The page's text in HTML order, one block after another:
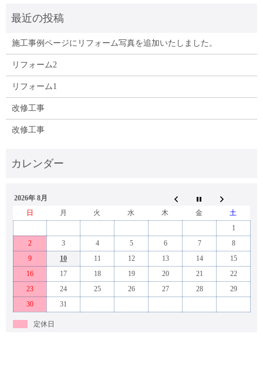
施工事例ページにリフォーム写真を追加いたしました。
リフォーム2
リフォーム1
改修工事
改修工事
2026年 8月
日
月 火 水 木 金
土
1
2
3 4 5 6 7
8
9
10 11 12 13 14
15
16
17 18 19 20 21
22
23
24 25 26 27 28
29
30
31
定休日